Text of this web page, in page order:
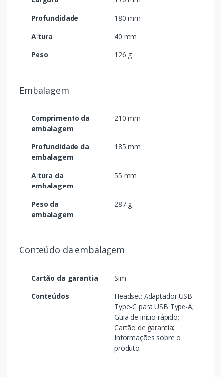
Profundidade
180 mm
Altura
40 mm
Peso
126 g
Embalagem
Comprimento da
embalagem
210 mm
Profundidade da
embalagem
185 mm
Altura da
embalagem
55 mm
Peso da
embalagem
287 g
Conteúdo da embalagem
Cartão da garantia
Sim
Conteúdos
Headset; Adaptador USB
Type-C para USB Type-A;
Guia de início rápido;
Cartão de garantia;
Informações sobre o
produto